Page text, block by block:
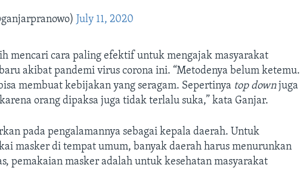
July 11, 2020
mencari cara paling efektif untuk mengajak masyarakat
akibat pandemi virus corona ini. “Metodenya belum ketemu.
membuat kebijakan yang seragam. Sepertinya top downjuga
orang dipaksa juga tidak terlalu suka,” kata Ganjar.
pada pengalamannya sebagai kepala daerah. Untuk
masker di tempat umum, banyak daerah harus menurunkan
pemakaian masker adalah untuk kesehatan masyarakat